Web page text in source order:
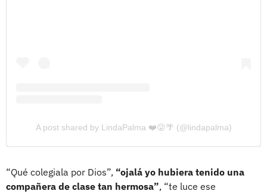
A post shared by LindaPalma ❤️😜🌴 (@lindapalma)
“Qué colegiala por Dios”, “ojalá yo hubiera tenido una
compañera de clase tan hermosa”, “te luce ese